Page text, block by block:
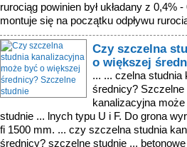
rurociąg powinien był układany z 0,4%
montuje się na początku odpływu
Czy szczelna
o większej
... ... czelna studnia kanalizacyjna może być o większej średnicy? Szczelne studnie ... czelna studnia kanalizacyjna może być o większej średnicy? Szczelne studnie ... lnych typu U i F. Do grona wyrobów dołączyły studnie o średnicy fi 1500 mm. ... czy szczelna studnia kanalizacyjna może być o większej średnicy? szczelne studnie ... betonowe studnie szczelne mają szerokie zastosowanie w gospodarce wodno-kanalizacyjnej. wykorzystywane są zarówno w zbiorczych systemach kanalizacyjnych ... firma bruk-bet®, wiodący polski producent wyrobów betonowych, poszerzyła swoją ofertę studni kanalizacyjnych szczelnych typu u i f. do grona wyrobów dołączyły ... -bet®, wiodący polski producent wyrobów betonowych, poszerzyła swoją ofertę studni kanalizacyjnych szczelnych typu u i f. do grona wyrobów dołączyły studnie ... czy szczelna studnia kanalizacyjna może być o większej średnicy? szczelne studnie ... istnieje też możliwość zastosowania uszczelnień trwałych. ścianki kręgów w studniach typu u mają większą grubość niż elementy stosowane w studniach typu ... ścianki kręgów w studniach typu u mają większą grubość niż elementy stosowane w studniach typu f. w dotychczasowej ofercie producenta największe studnie ... czy szczelna studnia kanalizacyjna może być o większej średnicy? szczelne studnie ... betonowe studnie szczelne mają szerokie zastosowanie w gospodarce wodno-kanalizacyjnej. wykorzystywane są zarówno w zbiorczych systemach kanalizacyjnych ... ofertę studni kanalizacyjnych szczelnych typu u i f. do grona wyrobów dołączyły studnie o średnicy fi 1500 mm. ... czy szczelna studnia kanalizacyjna może być o większej średnicy? szczelne studnie ... betonowe studnie szczelne mają szerokie zastosowanie w gospodarce wodno-kanalizacyjnej. wykorzystywane są zarówno w zbiorczych systemach kanalizacyjnych ... firma bruk-bet®, wiodący polski producent wyrobów betonowych, poszerzyła swoją ofertę studni kanalizacyjnych szczelnych typu u i f. do grona wyrobów dołączyły ... -bet®, wiodący polski producent wyrobów betonowych, poszerzyła swoją ofertę studni kanalizacyjnych szczelnych typu u i f. do grona wyrobów dołączyły studnie ... czy szczelna studnia kanalizacyjna może być o większej średnicy? szczelne studnie ... istnieje też możliwość zastosowania uszczelnień trwałych. ścianki kręgów w studniach typu u mają większą grubość niż elementy stosowane w studniach typu ... ścianki kręgów w studniach typu u mają większą grubość niż elementy stosowane w studniach typu f. w dotychczasowej ofercie producenta największe studnie ... czy szczelna studnia kanalizacyjna może być o większej średnicy? szczelne studnie ... betonowe studnie szczelne mają szerokie zastosowanie w gospodarce wodno-kanalizacyjnej. wykorzystywane są zarówno w zbiorczych systemach kanalizacyjnych ... ofertę studni kanalizacyjnych szczelnych typu u i f. do grona wyrobów dołączyły studnie o średnicy fi 1500 mm. ... czy szczelna studnia kanalizacyjna może być o większej średnicy? szczelne studnie ... betonowe studnie szczelne mają szerokie zastosowanie w gospodarce wodno-kanalizacyjnej. wykorzystywane są zarówno w zbiorczych systemach kanalizacyjnych ... firma bruk-bet®, wiodący polski producent wyrobów betonowych, poszerzyła swoją ofertę studni kanalizacyjnych szczelnych typu u i f. do grona wyrobów dołączyły ... -bet®, wiodący polski producent wyrobów betonowych, poszerzyła swoją ofertę studni kanalizacyjnych szczelnych typu u i f. do grona wyrobów dołączyły studnie ... czy szczelna studnia kanalizacyjna może być o większej